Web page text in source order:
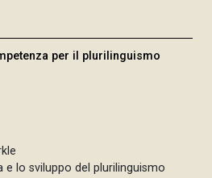
per il plurilinguismo
e lo sviluppo del plurilinguismo